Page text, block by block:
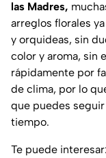
las Madres,
arreglos florales
y orquideas, sin
color y aroma, sin
rápidamente por
de clima, por lo
que puedes
tiempo.
Te puede interesar: